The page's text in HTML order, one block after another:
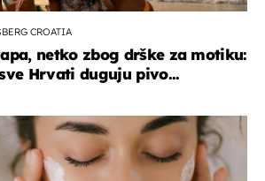
CROATIA
netko zbog drške za motiku:
Hrvati duguju pivo...